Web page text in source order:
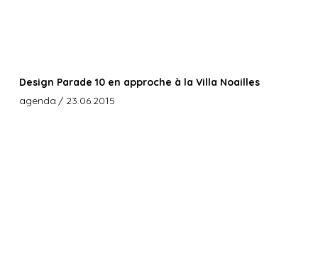
Design Parade 10 en approche à la Villa Noailles
agenda / 23.06.2015